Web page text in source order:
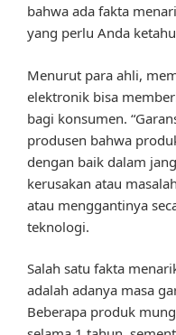
bahwa ada fakta
yang perlu Anda
Menurut para ahli,
elektronik bisa
bagi konsumen.
produsen bahwa
dengan baik dalam
kerusakan atau
atau menggantinya
teknologi.
Salah satu fakta
adalah adanya masa
Beberapa produk